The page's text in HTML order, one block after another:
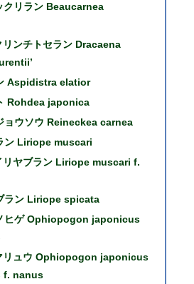
クリラン Beaucarnea
ンチトセラン Dracaena
Aspidistra elatior
Rohdea japonica
ョウソウ Reineckea carnea
ン Liriope muscari
リヤブラン Liriope muscari f.
ラン Liriope spicata
ヒゲ Ophiopogon japonicus
リュウ Ophiopogon japonicus
f. nanus